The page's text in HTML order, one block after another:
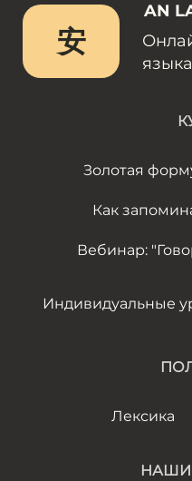
安
AN
языка
Золотая
Как
Вебинар:
Индивидуальные
Лексика
НАШИ